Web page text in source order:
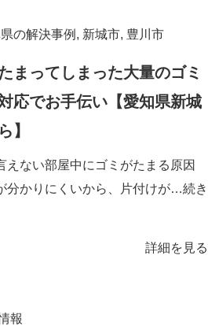
の解決事例 , 新城市, 豊川市
まってしまった大量のゴミ
応でお手伝い【愛知県新城
】
えない部屋中にゴミがたまる原因
分かりにくいから、片付けが…続き
詳細を見る
報